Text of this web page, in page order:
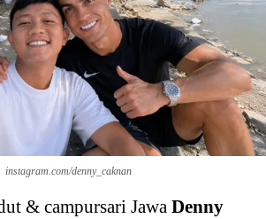
instagram.com/denny_caknan
& campursari Jawa Denny